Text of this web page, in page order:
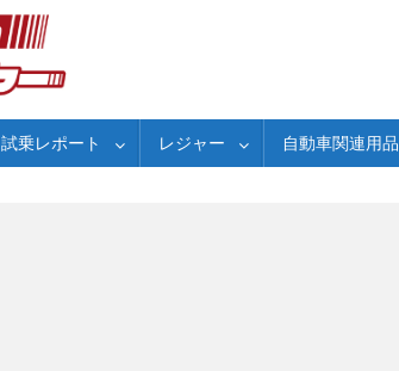
試乗レポート レジャー 自動車関連用品